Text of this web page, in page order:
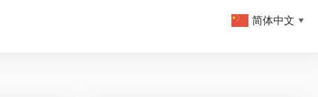
简体中文 ▼